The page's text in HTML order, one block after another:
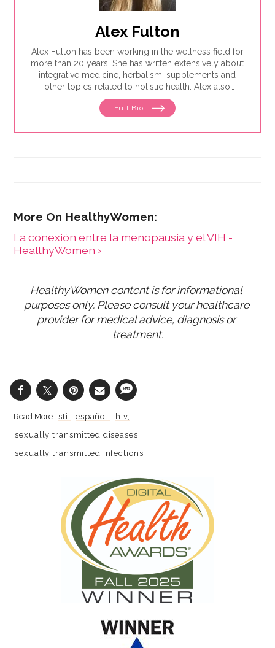
Alex Fulton
Alex Fulton has been working in the wellness field for
more than 20 years. She has written extensively about
integrative medicine, herbalism, supplements and
other topics related to holistic health. Alex also
focuses on issues related to women's health, from
menstruation to menopause. She has collaborated
practitioners to promote natural approaches to health
Full Bio
La conexión entre la menopausia y el VIH -
HealthyWomen ›
HealthyWomen content is for informational
purposes only. Please consult your healthcare
provider for medical advice, diagnosis or
treatment.
sti español
hiv
sexually transmitted diseases
sexually transmitted infections